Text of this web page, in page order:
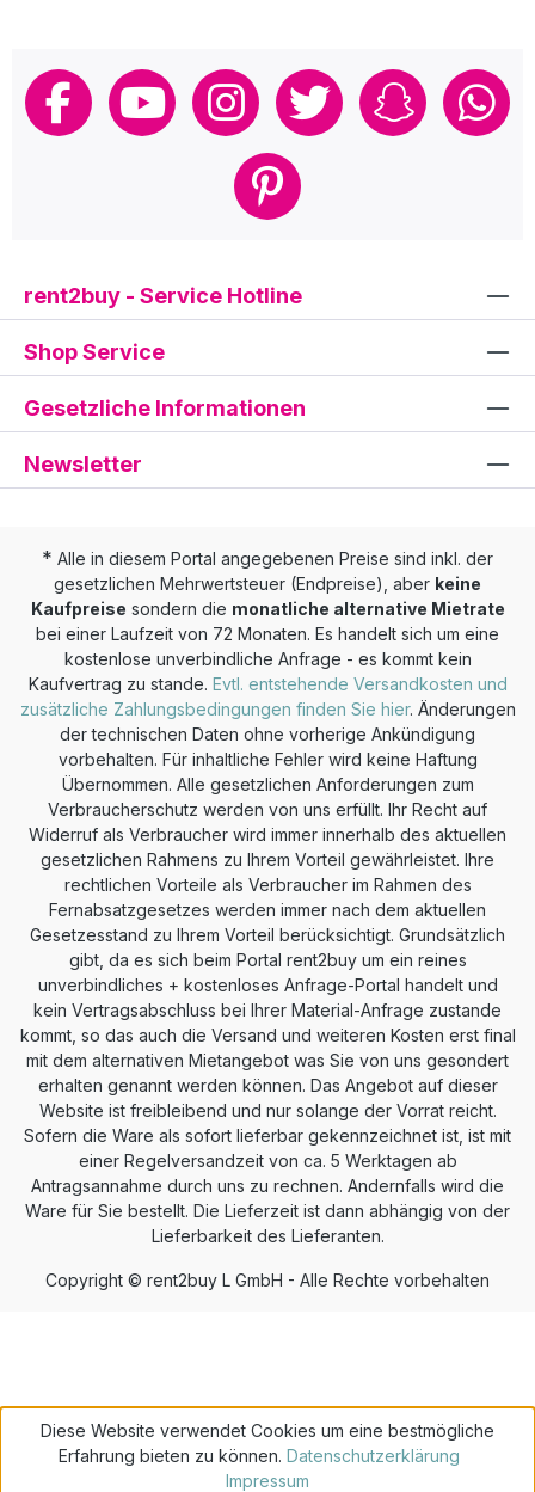
rent2buy - Service Hotline
Shop Service
Gesetzliche Informationen
Newsletter
* Alle in diesem Portal angegebenen Preise sind inkl. der
gesetzlichen Mehrwertsteuer (Endpreise), aber keine
Kaufpreise sondern die monatliche alternative Mietrate
bei einer Laufzeit von 72 Monaten. Es handelt sich um eine
kostenlose unverbindliche Anfrage - es kommt kein
Kaufvertrag zu stande. Evtl. entstehende Versandkosten und
zusätzliche Zahlungsbedingungen finden Sie hier. Änderungen
der technischen Daten ohne vorherige Ankündigung
vorbehalten. Für inhaltliche Fehler wird keine Haftung
Übernommen. Alle gesetzlichen Anforderungen zum
Verbraucherschutz werden von uns erfüllt. Ihr Recht auf
Widerruf als Verbraucher wird immer innerhalb des aktuellen
gesetzlichen Rahmens zu Ihrem Vorteil gewährleistet. Ihre
rechtlichen Vorteile als Verbraucher im Rahmen des
Fernabsatzgesetzes werden immer nach dem aktuellen
Gesetzesstand zu Ihrem Vorteil berücksichtigt. Grundsätzlich
gibt, da es sich beim Portal rent2buy um ein reines
unverbindliches + kostenloses Anfrage-Portal handelt und
kein Vertragsabschluss bei Ihrer Material-Anfrage zustande
kommt, so das auch die Versand und weiteren Kosten erst final
mit dem alternativen Mietangebot was Sie von uns gesondert
erhalten genannt werden können. Das Angebot auf dieser
Website ist freibleibend und nur solange der Vorrat reicht.
Sofern die Ware als sofort lieferbar gekennzeichnet ist, ist mit
einer Regelversandzeit von ca. 5 Werktagen ab
Antragsannahme durch uns zu rechnen. Andernfalls wird die
Ware für Sie bestellt. Die Lieferzeit ist dann abhängig von der
Lieferbarkeit des Lieferanten.
Copyright © rent2buy L GmbH - Alle Rechte vorbehalten
Diese Website verwendet Cookies um eine bestmögliche
Erfahrung bieten zu können. Datenschutzerklärung
Impressum